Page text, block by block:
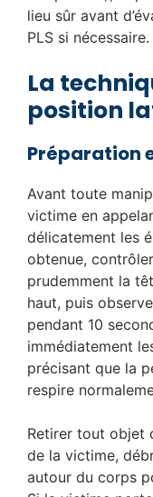
lieu sûr avant
PLS si nécessaire.
La
position
Préparation
Avant toute
victime en
délicatement les
obtenue,
prudemment la
haut, puis
pendant 10
immédiatement
précisant que la
respire
Retirer tout objet
de la victime,
autour du corps